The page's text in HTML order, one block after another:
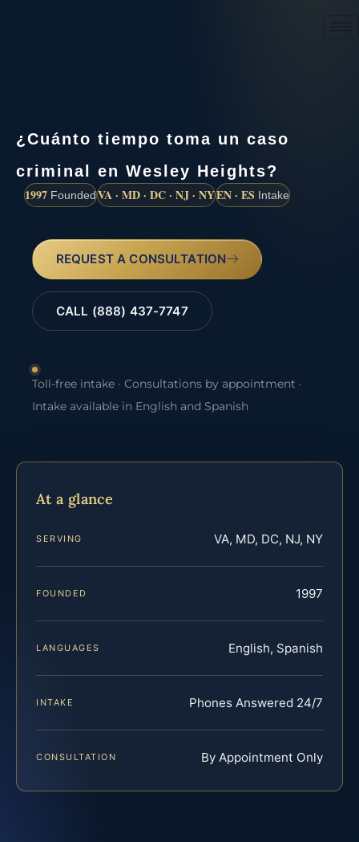
¿Cuánto tiempo toma un caso
criminal en Wesley Heights?
1997 FoundedVA · MD · DC · NJ · NYEN · ES Intake
REQUEST A CONSULTATION
CALL (888) 437-7747
Toll-free intake · Consultations by appointment ·
Intake available in English and Spanish
At a glance
SERVING VA, MD, DC, NJ, NY
FOUNDED 1997
LANGUAGES English, Spanish
INTAKE Phones Answered 24/7
CONSULTATION By Appointment Only